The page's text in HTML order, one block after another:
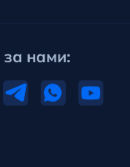
за нами: